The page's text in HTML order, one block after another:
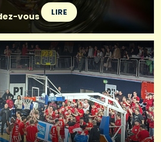
vous LIRE